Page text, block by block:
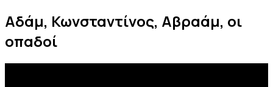
Αδάμ, Κωνσταντίνος, Αβραάμ, οι
οπαδοί